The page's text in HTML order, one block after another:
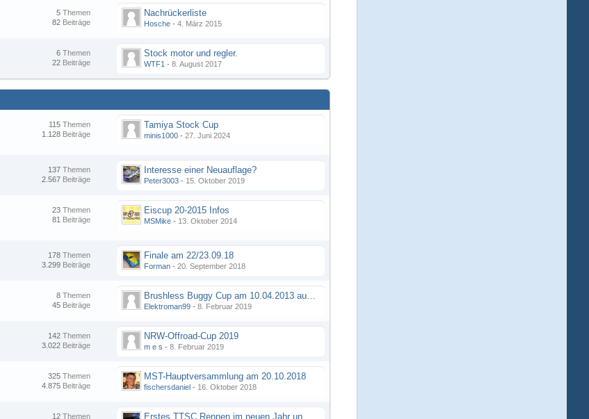
Themen
5
Beiträge
82
Nachrückerliste
Hosche - 4. März 2015
Themen
6
Beiträge
22
Stock motor und regler.
WTF1 - 8. August 2017
Themen
115
Beiträge
1.128
Tamiya Stock Cup
minis1000 - 27. Juni 2024
Themen
137
Beiträge
2.567
Interesse einer Neuauflage?
Peter3003 - 15. Oktober 2019
Themen
23
Beiträge
81
Eiscup 20-2015 Infos
MSMike - 13. Oktober 2014
Themen
178
Beiträge
3.299
Finale am 22/23.09.18
Forman - 20. September 2018
Themen
8
Beiträge
45
Brushless Buggy Cup am 10.04.2013 auf der Intermodellbau in Dortmund
Elektroman99 - 8. Februar 2019
Themen
142
Beiträge
3.022
NRW-Offroad-Cup 2019
m e s - 8. Februar 2019
Themen
325
Beiträge
4.875
MST-Hauptversammlung am 20.10.2018
fischersdaniel - 16. Oktober 2018
Themen
12